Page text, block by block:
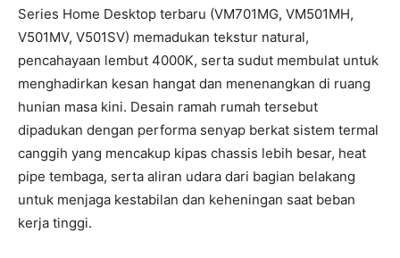
Series Home Desktop terbaru (VM701MG, VM501MH,
V501MV, V501SV) memadukan tekstur natural,
pencahayaan lembut 4000K, serta sudut membulat untuk
menghadirkan kesan hangat dan menenangkan di ruang
hunian masa kini. Desain ramah rumah tersebut
dipadukan dengan performa senyap berkat sistem termal
canggih yang mencakup kipas chassis lebih besar, heat
pipe tembaga, serta aliran udara dari bagian belakang
untuk menjaga kestabilan dan keheningan saat beban
kerja tinggi.